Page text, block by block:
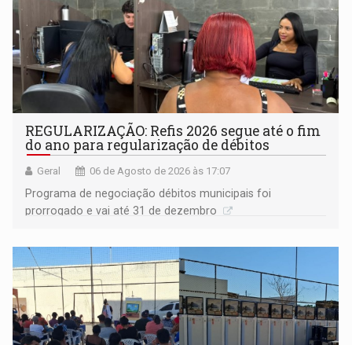
REGULARIZAÇÃO: Refis 2026 segue até o fim
do ano para regularização de débitos
Geral 06 de Agosto de 2026 às 17:07
Programa de negociação débitos municipais foi
prorrogado e vai até 31 de dezembro